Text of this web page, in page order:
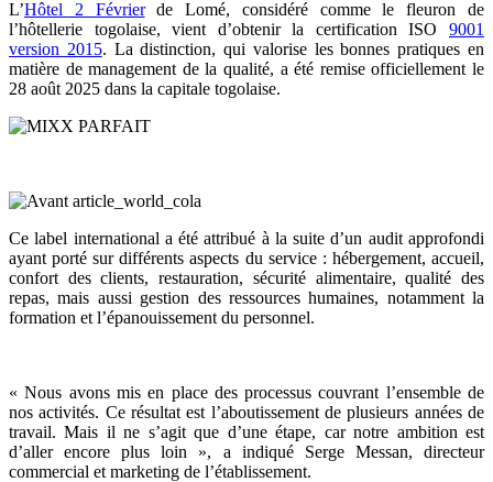
L’Hôtel 2 Févrierde Lomé, considéré comme le fleuron de
l’hôtellerie togolaise, vient d’obtenir la certification ISO 9001
version 2015. La distinction, qui valorise les bonnes pratiques en
matière de management de la qualité, a été remise officiellement le
28 août 2025 dans la capitale togolaise.
Ce label international a été attribué à la suite d’un audit approfondi
ayant porté sur différents aspects du service : hébergement, accueil,
confort des clients, restauration, sécurité alimentaire, qualité des
repas, mais aussi gestion des ressources humaines, notamment la
formation et l’épanouissement du personnel.
« Nous avons mis en place des processus couvrant l’ensemble de
nos activités. Ce résultat est l’aboutissement de plusieurs années de
travail. Mais il ne s’agit que d’une étape, car notre ambition est
d’aller encore plus loin », a indiqué Serge Messan, directeur
commercial et marketing de l’établissement.